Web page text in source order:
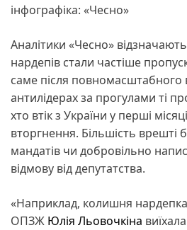
інфографіка: «Чесно»
Аналітики «Чесно»
нардепів стали частіше
саме після повномасштабного
антилідерах за прогулами ті
хто втік з України у перші
вторгнення. Більшість врешті
мандатів чи добровільно
відмову від депутатства.
«Наприклад, колишня
ОПЗЖ Юлія Льовочкіна